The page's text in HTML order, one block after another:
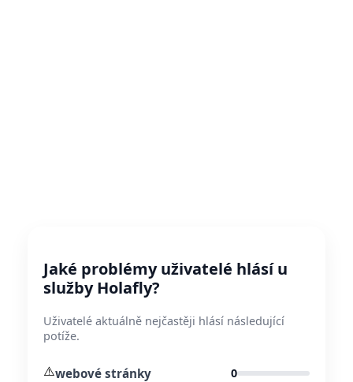
Jaké problémy uživatelé hlásí u
služby Holafly?
Uživatelé aktuálně nejčastěji hlásí následující
potíže.
⚠️webové stránky 0